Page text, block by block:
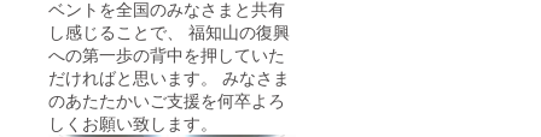
ベントを全国のみなさまと共有
し感じることで、 福知山の復興
への第一歩の背中を押していた
だければと思います。 みなさま
のあたたかいご支援を何卒よろ
しくお願い致します。